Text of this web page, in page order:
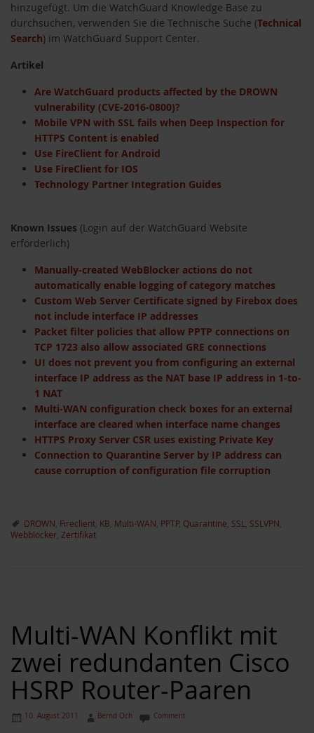
hinzugefügt. Um die WatchGuard Knowledge Base zu
durchsuchen, verwenden Sie die Technische Suche (Technical
Search) im WatchGuard Support Center.
Artikel
Are WatchGuard products affected by the DROWN
vulnerability (CVE-2016-0800)?
Mobile VPN with SSL fails when Deep Inspection for
HTTPS Content is enabled
Use FireClient for Android
Use FireClient for IOS
Technology Partner Integration Guides
Known Issues (Login auf der WatchGuard Website
erforderlich)
Manually-created WebBlocker actions do not
automatically enable logging of category matches
Custom Web Server Certificate signed by Firebox does
not include interface IP addresses
Packet filter policies that allow PPTP connections on
TCP 1723 also allow associated GRE connections
UI does not prevent you from configuring an external
interface IP address as the NAT base IP address in 1-to-
1 NAT
Multi-WAN configuration check boxes for an external
interface are cleared when interface name changes
HTTPS Proxy Server CSR uses existing Private Key
Connection to Quarantine Server by IP address can
cause corruption of configuration file corruption
DROWN Fireclient KB Multi-WAN PPTP, Quarantine SSL SSLVPN
Webblocker Zertifikat
Multi-WAN Konflikt mit
zwei redundanten Cisco
HSRP Router-Paaren
10. August 2011 Bernd Och Comment